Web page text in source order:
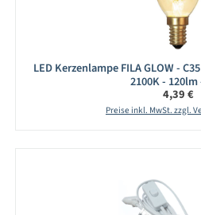
LED Kerzenlampe FILA GLOW -
2100K -
4,39 €
Preise inkl. MwSt. zzgl.